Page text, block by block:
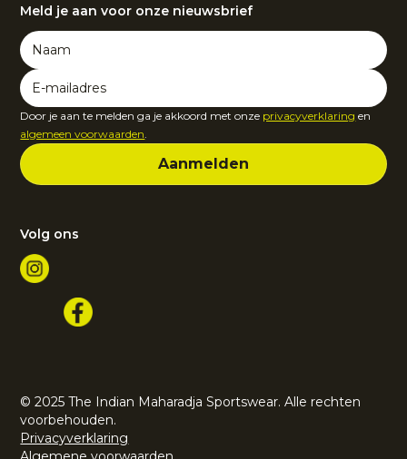
Meld je aan voor onze nieuwsbrief
Door je aan te melden ga je akkoord met onze privacyverklaring en
algemeen voorwaarden
Volg ons
© 2025 The Indian Maharadja Sportswear. Alle rechten
voorbehouden.
Privacyverklaring